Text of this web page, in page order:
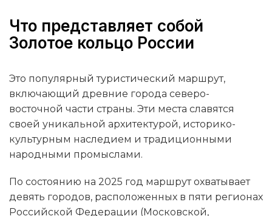
Что представляет собой
Золотое кольцо России
Это популярный туристический маршрут,
включающий древние города северо-
восточной части страны. Эти места славятся
своей уникальной архитектурой, историко-
культурным наследием и традиционными
народными промыслами.
По состоянию на 2025 год маршрут охватывает
девять городов, расположенных в пяти регионах
Российской Федерации (Московской,